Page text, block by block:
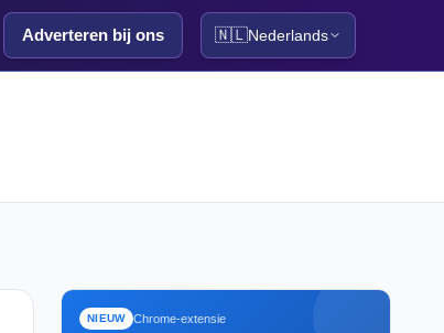
Adverteren bij ons 🇳🇱Nederlands
NIEUW Chrome-extensie